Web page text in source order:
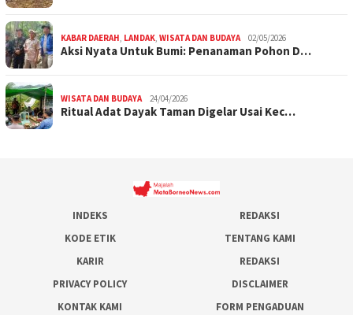
KABAR DAERAH, LANDAK, WISATA DAN BUDAYA 02/05/2026
Aksi Nyata Untuk Bumi: Penanaman Pohon D…
WISATA DAN BUDAYA 24/04/2026
Ritual Adat Dayak Taman Digelar Usai Kec…
INDEKS
REDAKSI
KODE ETIK
TENTANG KAMI
KARIR
REDAKSI
PRIVACY POLICY
DISCLAIMER
KONTAK KAMI
FORM PENGADUAN